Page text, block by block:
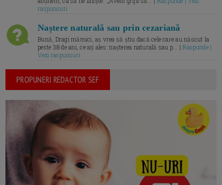
raspunsuri
Naștere naturală sau prin cezariană
Bună, Dragi mămici, aș vrea să știu dacă cele care au născut la
peste 38 de ani, ce ați ales: nașterea naturală sau p... |Raspunde |
Vezi raspunsuri
PROPUNERI REDACTOR SEF